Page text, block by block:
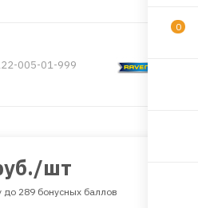
005-01-999
/шт
до 289 бонусных баллов
0